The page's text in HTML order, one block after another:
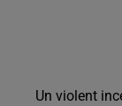
Un violent